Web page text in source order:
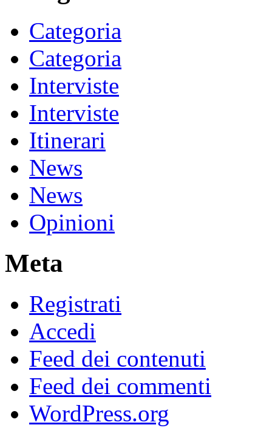
Categoria
Categoria
Interviste
Interviste
Itinerari
News
News
Opinioni
Meta
Registrati
Accedi
Feed dei contenuti
Feed dei commenti
WordPress.org